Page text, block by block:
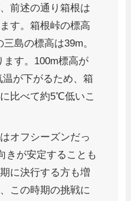
前述の通り箱根は
す。箱根峠の標高
島の標高は39m。
ます。100m標高が
が下がるため、箱
比べて約5℃低いこ
オフシーズンだっ
きが安定することも
に決行する方も増
この時期の挑戦に